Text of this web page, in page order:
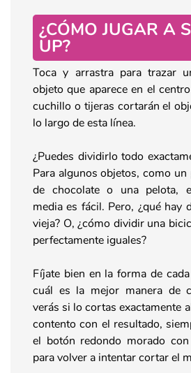
¿CÓMO JUGAR A
UP?
Toca y arrastra para trazar
objeto que aparece en el
cuchillo o tijeras cortarán el
lo largo de esta línea.
¿Puedes dividirlo todo
Para algunos objetos, como un
de chocolate o una pelota,
media es fácil. Pero, ¿qué hay
vieja? O, ¿cómo dividir una
perfectamente iguales?
Fíjate bien en la forma de
cuál es la mejor manera de
verás si lo cortas exactamente
contento con el resultado,
el botón redondo morado
para volver a intentar cortar el